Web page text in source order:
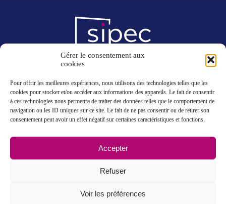
Gérer le consentement aux
cookies
Pour offrir les meilleures expériences, nous utilisons des technologies telles que les
cookies pour stocker et/ou accéder aux informations des appareils. Le fait de consentir
à ces technologies nous permettra de traiter des données telles que le comportement de
navigation ou les ID uniques sur ce site. Le fait de ne pas consentir ou de retirer son
consentement peut avoir un effet négatif sur certaines caractéristiques et fonctions.
Accepter
Refuser
Voir les préférences
8, rue des Entrepreneurs
ZI de l’Ambrésis
77272 Villeparisis Cedex
01 64 27 00 84
sipec@sipec-emballage.fr
CGV
Politique de confidentialité